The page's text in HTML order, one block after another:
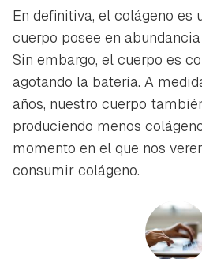
En definitiva, el colágeno es
cuerpo posee en
Sin embargo, el cuerpo es
agotando la batería. A
años, nuestro cuerpo
produciendo menos
momento en el que nos
consumir colágeno.